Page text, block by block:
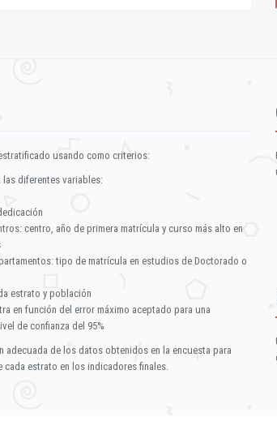
usando como criterios:
diferentes variables:
centro, año de primera matrícula y curso más alto en
tipo de matrícula en estudios de Doctorado o
estrato y población
en función del error máximo aceptado para una
de confianza del 95%
adecuada de los datos obtenidos en la encuesta para
estrato en los indicadores finales.